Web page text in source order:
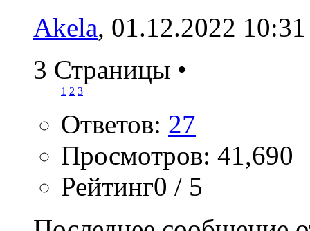
Akela, 01.12.2022 10:31
3 Страницы •
1 2 3
Ответов: 27
Просмотров: 41,690
Рейтинг0 / 5